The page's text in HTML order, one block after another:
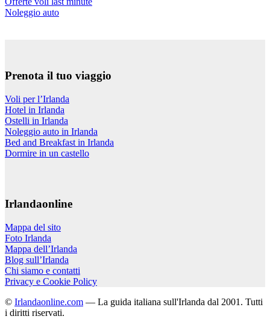
Noleggio auto
Prenota il tuo viaggio
Voli per l’Irlanda
Hotel in Irlanda
Ostelli in Irlanda
Noleggio auto in Irlanda
Bed and Breakfast in Irlanda
Dormire in un castello
Irlandaonline
Mappa del sito
Foto Irlanda
Mappa dell’Irlanda
Blog sull’Irlanda
Chi siamo e contatti
Privacy e Cookie Policy
© Irlandaonline.com — La guida italiana sull'Irlanda dal 2001. Tutti
i diritti riservati.